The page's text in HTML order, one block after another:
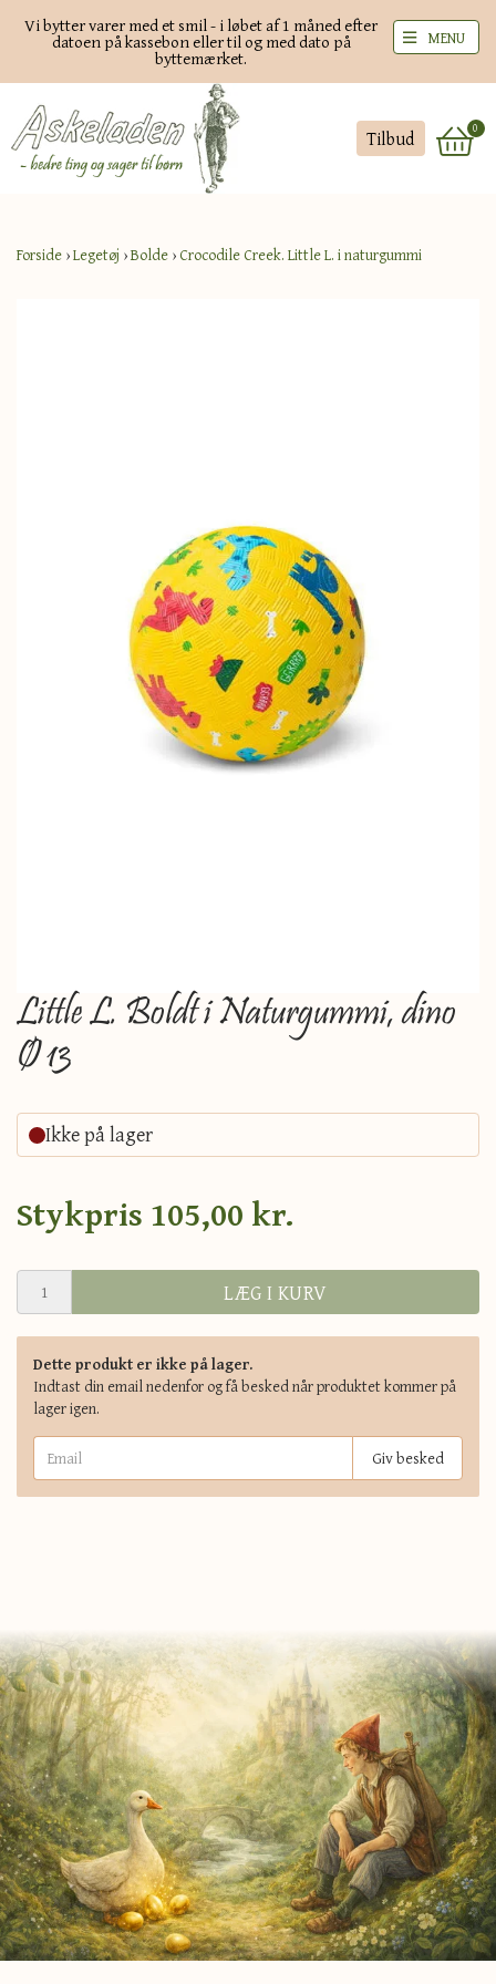
Vi bytter varer med et smil - i løbet af 1 måned efter
datoen på kassebon eller til og med dato på
byttemærket.
Tilbud 0
MENU
Forside ›Legetøj ›Bolde › Crocodile Creek. Little L. i naturgummi
Little L. Boldt i Naturgummi, dino
Ø 13
Ikke på lager
Stykpris 105,00 kr.
LÆG I KURV
Dette produkt er ikke på lager.
Indtast din email nedenfor og få besked når produktet kommer på
lager igen.
Giv besked